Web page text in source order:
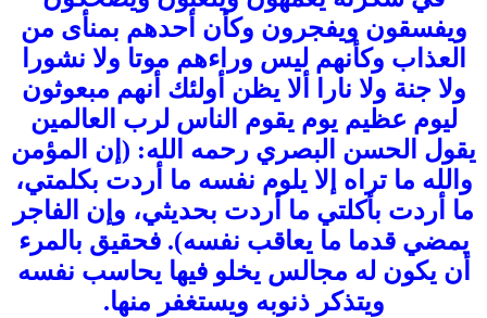
ويفسقون ويفجرون وكأن أحدهم بمنأى من
العذاب وكأنهم ليس وراءهم موتا ولا نشورا
ولا جنة ولا نارا ألا يظن أولئك أنهم مبعوثون
ليوم عظيم يوم يقوم الناس لرب العالمين
يقول الحسن البصري رحمه الله: (إن المؤمن
والله ما تراه إلا يلوم نفسه ما أردت بكلمتي،
ما أردت بأكلتي ما أردت بحديثي، وإن الفاجر
يمضي قدما ما يعاقب نفسه). فحقيق بالمرء
أن يكون له مجالس يخلو فيها يحاسب نفسه
ويتذكر ذنوبه ويستغفر منها.